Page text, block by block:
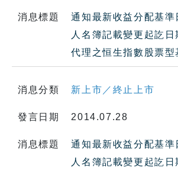
消息標題
通知最新收益分配基準
人名簿記載變更起訖
代理之恒生指數股票型
消息分類 新上市／終止上市
發言日期 2014.07.28
消息標題
通知最新收益分配基準
人名簿記載變更起訖